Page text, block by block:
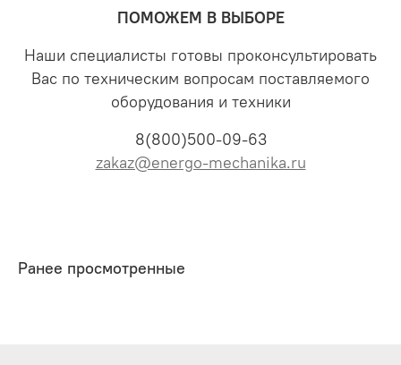
ПОМОЖЕМ В ВЫБОРЕ
Наши специалисты готовы проконсультировать
Вас по техническим вопросам поставляемого
оборудования и техники
8(800)500-09-63
zakaz@energo-mechanika.ru
Ранее просмотренные